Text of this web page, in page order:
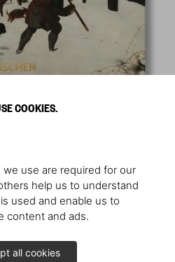
COOKIES.
use are required for our
help us to understand
used and enable us to
content and ads.
all cookies